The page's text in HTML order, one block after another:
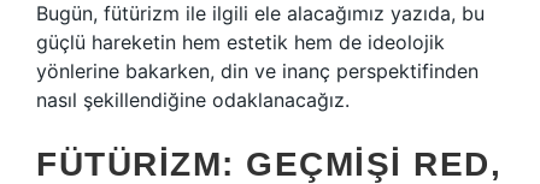
Bugün, fütürizm ile ilgili ele alacağımız yazıda, bu
güçlü hareketin hem estetik hem de ideolojik
yönlerine bakarken, din ve inanç perspektifinden
nasıl şekillendiğine odaklanacağız.
FÜTÜRIZM: GEÇMIŞI RED,